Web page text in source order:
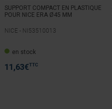
SUPPORT COMPACT EN PLASTIQUE
POUR NICE ERA Ø45 MM
NICE - NI53510013
en stock
11,63€TTC